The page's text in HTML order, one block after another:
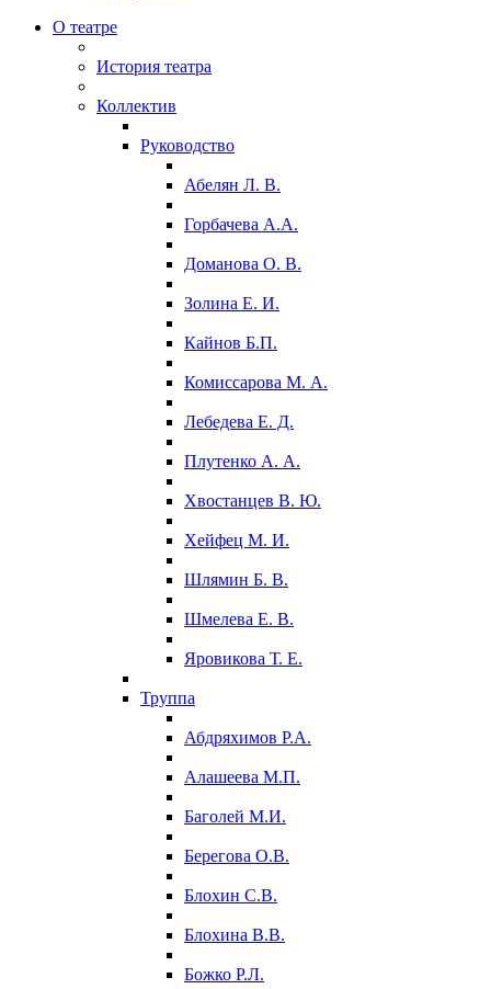
О театре
История театра
Коллектив
Руководство
Абелян Л. В.
Горбачева А.А.
Доманова О. В.
Золина Е. И.
Кайнов Б.П.
Комиссарова М. А.
Лебедева Е. Д.
Плутенко А. А.
Хвостанцев В. Ю.
Хейфец М. И.
Шлямин Б. В.
Шмелева Е. В.
Яровикова Т. Е.
Труппа
Абдряхимов Р.А.
Алашеева М.П.
Баголей М.И.
Берегова О.В.
Блохин С.В.
Блохина В.В.
Божко Р.Л.